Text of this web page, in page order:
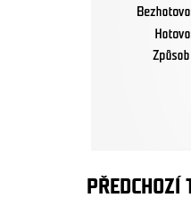
PŘEDCHOZÍ